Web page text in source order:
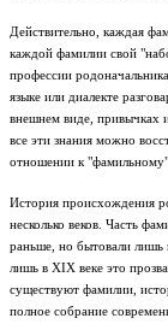
Действительно, каждая
каждой фамилии свой
профессии
языке или диалекте
внешнем виде, привычках
все эти знания можно
отношении к "фамильному"
История происхождения
несколько веков. Часть
раньше, но бытовали лишь
лишь в XIX веке это
существуют фамилии,
полное собрание